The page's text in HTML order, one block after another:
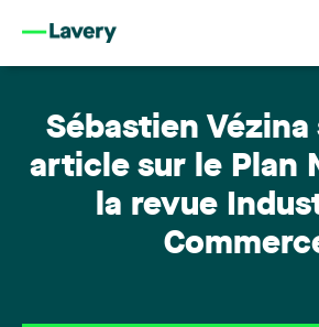
Sébastien Vézina
article sur le Plan
la revue